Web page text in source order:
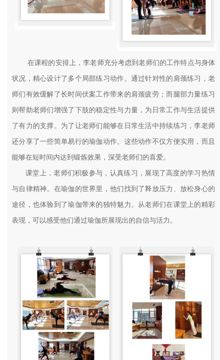
在课程的安排上，李老师充分考虑到老师们的工作特点与身体
状况，精心设计了多个局部练习动作。通过针对性的肩颈练习，老
师们有效缓解了长时间伏案工作带来的肩颈疲劳；而腿部力量练习
则帮助老师们增强了下肢的稳定性与力量，为日常工作与生活提供
了有力的支撑。为了让老师们能够在日常生活中持续练习，李老师
还分享了一些简单易行的瑜伽动作。这些动作不仅方便实用，而且
能够在短时间内达到锻炼效果，深受老师们的喜爱。
课堂上，老师们积极参与，认真练习，展现了高度的学习热情
与自律精神。在瑜伽的世界里，他们找到了释放压力、放松身心的
途径，也体验到了瑜伽带来的独特魅力。从老师们在课堂上的精彩
表现，可以感受他们通过瑜伽所展现出的自信与活力。